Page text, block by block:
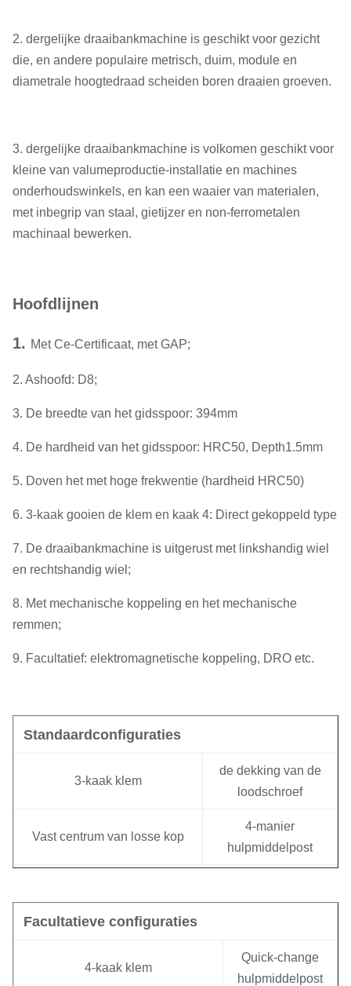
2. dergelijke draaibankmachine is geschikt voor gezicht
die, en andere populaire metrisch, duim, module en
diametrale hoogtedraad scheiden boren draaien groeven.
3. dergelijke draaibankmachine is volkomen geschikt voor
kleine van valumeproductie-installatie en machines
onderhoudswinkels, en kan een waaier van materialen,
met inbegrip van staal, gietijzer en non-ferrometalen
machinaal bewerken.
Hoofdlijnen
1. Met Ce-Certificaat, met GAP;
2. Ashoofd: D8;
3. De breedte van het gidsspoor: 394mm
4. De hardheid van het gidsspoor: HRC50, Depth1.5mm
5. Doven het met hoge frekwentie (hardheid HRC50)
6. 3-kaak gooien de klem en kaak 4: Direct gekoppeld type
7. De draaibankmachine is uitgerust met linkshandig wiel
en rechtshandig wiel;
8. Met mechanische koppeling en het mechanische
remmen;
9. Facultatief: elektromagnetische koppeling, DRO etc.
Standaardconfiguraties
3-kaak klem
de dekking van de
loodschroef
Vast centrum van losse kop
4-manier
hulpmiddelpost
Regelmatige rust
Aanhangerrust (Beschikbare
Facultatieve configuraties
4-kaak klem
Quick-change
hulpmiddelpost